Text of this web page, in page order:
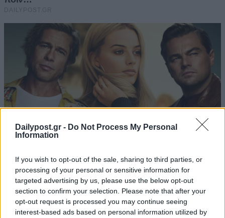
Dailypost.gr - Do Not Process My Personal
Information
If you wish to opt-out of the sale, sharing to third parties, or
processing of your personal or sensitive information for
targeted advertising by us, please use the below opt-out
section to confirm your selection. Please note that after your
opt-out request is processed you may continue seeing
interest-based ads based on personal information utilized by